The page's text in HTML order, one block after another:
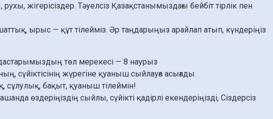
жігерісіздер. Тәуелсіз Қазақстанымыздағы бейбіт тірлік пен
ырыс — құт тілейміз. Әр таңдарыңыз арайлап атып, күндеріңіз
төл мерекесі — 8 наурыз
сүйіктісінің жүрегіне қуаныш сыйлауға асығады.
сұлулық, бақыт, қуаныш тілеймін!
өздеріңіздің сыйлы, сүйікті қадірлі екендеріңізді, Сіздерсіз